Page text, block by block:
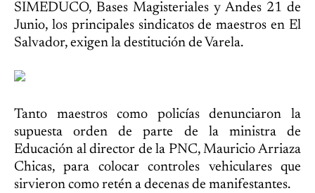
SIMEDUCO, Bases Magisteriales y Andes 21 de
Junio, los principales sindicatos de maestros en El
Salvador, exigen la destitución de Varela.
Tanto maestros como policías denunciaron la
supuesta orden de parte de la ministra de
Educación al director de la PNC, Mauricio Arriaza
Chicas, para colocar controles vehiculares que
sirvieron como retén a decenas de manifestantes.